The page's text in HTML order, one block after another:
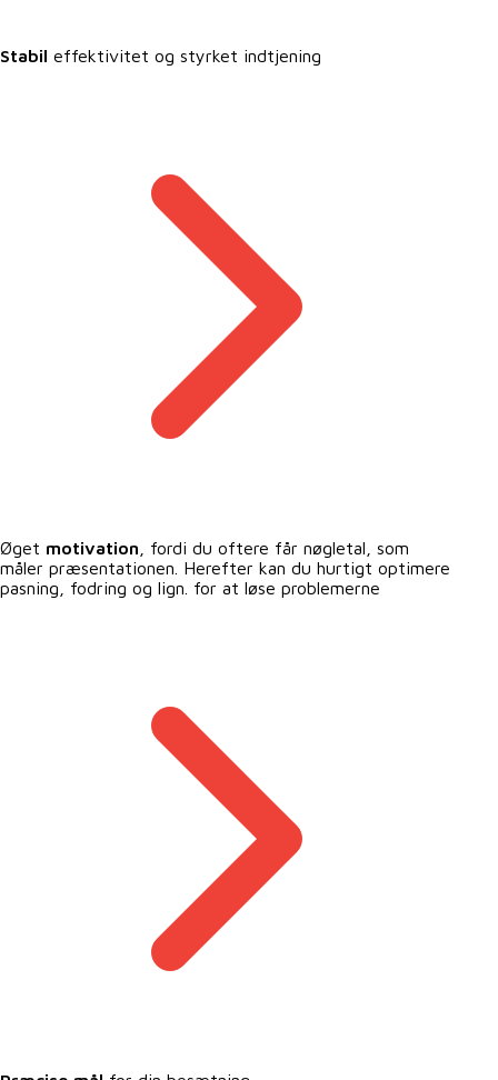
Stabil effektivitet og styrket indtjening
Øget motivation , fordi du oftere får nøgletal, som
måler præsentationen. Herefter kan du hurtigt optimere
pasning, fodring og lign. for at løse problemerne